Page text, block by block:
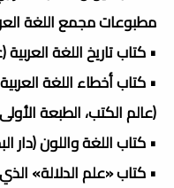
مطبوعات مجمع اللغة العربية
• كتاب تاريخ اللغة العربية
• كتاب أخطاء اللغة
(عالم الكتب، الطبعة الأولى 1991).
• كتاب اللغة واللون (دار
• كتاب «علم الدلالة»